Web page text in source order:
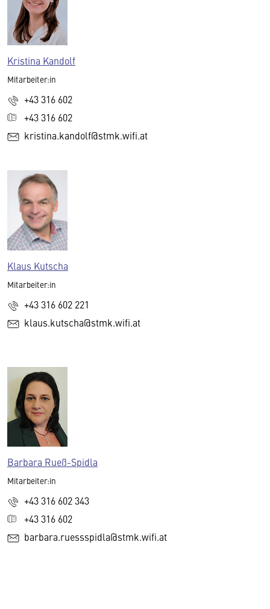
Kristina Kandolf
Mitarbeiter:in
+43 316 602
+43 316 602
kristina.kandolf@stmk.wifi.at
Klaus Kutscha
Mitarbeiter:in
+43 316 602 221
klaus.kutscha@stmk.wifi.at
Barbara Rueß-Spidla
Mitarbeiter:in
+43 316 602 343
+43 316 602
barbara.ruessspidla@stmk.wifi.at